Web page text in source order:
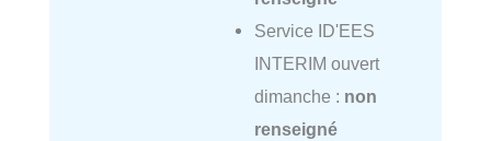
Service ID'EES
INTERIM ouvert
dimanche : non
renseigné